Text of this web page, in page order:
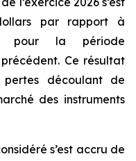
par rapport à
pour la période
Ce résultat
découlant de
des instruments
s’est accru de